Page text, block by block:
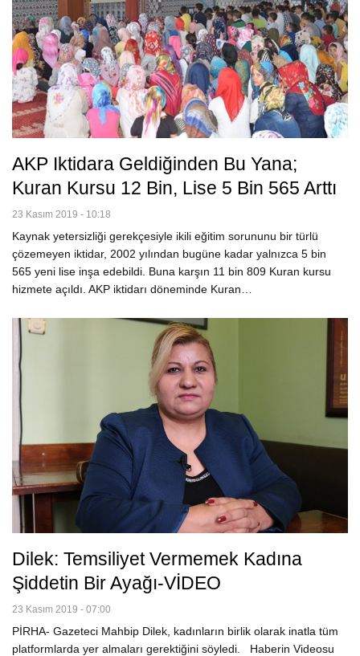
AKP Iktidara Geldiğinden Bu Yana;
Kuran Kursu 12 Bin, Lise 5 Bin 565 Arttı
23 Kasım 2019 - 10:18
Kaynak yetersizliği gerekçesiyle ikili eğitim sorununu bir türlü
çözemeyen iktidar, 2002 yılından bugüne kadar yalnızca 5 bin
565 yeni lise inşa edebildi. Buna karşın 11 bin 809 Kuran kursu
hizmete açıldı. AKP iktidarı döneminde Kuran…
Dilek: Temsiliyet Vermemek Kadına
Şiddetin Bir Ayağı-VİDEO
23 Kasım 2019 - 07:00
PİRHA- Gazeteci Mahbip Dilek, kadınların birlik olarak inatla tüm
platformlarda yer almaları gerektiğini söyledi. Haberin Videosu